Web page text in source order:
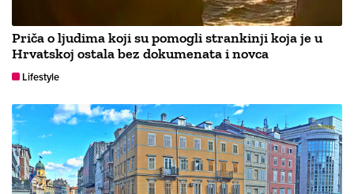
Priča o ljudima koji su pomogli strankinji koja je u
Hrvatskoj ostala bez dokumenata i novca
Lifestyle